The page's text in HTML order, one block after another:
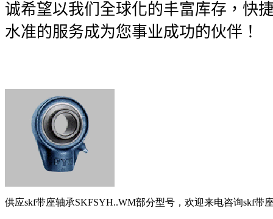
诚希望以我们全球化的丰富库存，快
水准的服务成为您事业成功的伙伴！
供应skf带座轴承SKFSYH..WM部分型号，欢迎来电咨询skf带